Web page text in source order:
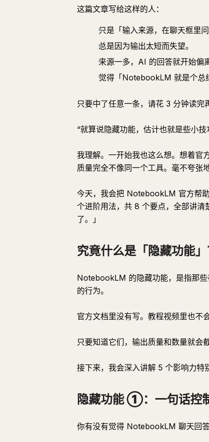
这篇文章写给这样的人：
只是「输入来源，在聊天框里问
总是因为输出太短而失望。
来源一多，AI 的回答就开始偏
觉得「NotebookLM 就是个总
只要中了任意一条，请花 3 分钟读完
“就算说隐藏功能，估计也就是些小技
我理解。一开始我也这么想。想着官
质量完全不像同一个工具。毫不夸张
今天，我会把 NotebookLM 官方帮
个进阶用法，共 8 个要点，全部讲清
了。」
究竟什么是「隐藏功能」
NotebookLM 的隐藏功能，是指那
的行为。
官方文档里没有写。教程视频里也不
只要知道它们，输出质量和数量就会
接下来，我会深入讲解 5 个影响力特
隐藏功能 ①：一句话控
你有没有觉得 NotebookLM 聊天回答